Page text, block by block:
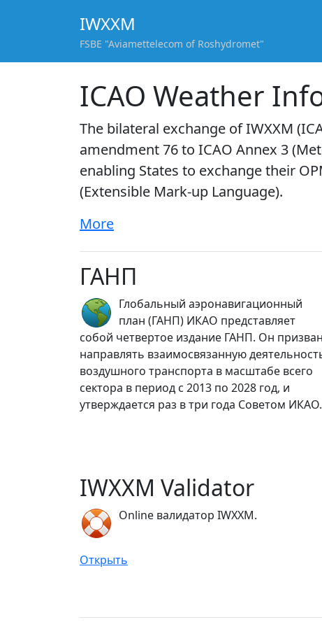
IWXXM
FSBE "Aviamettelecom of Roshydromet"
ICAO Weather
The bilateral exchange of IWXXM
amendment 76 to ICAO Annex 3
enabling States to exchange their
(Extensible Mark-up Language).
More
ГАНП
Глобальный аэронавигационный
план (ГАНП) ИКАО представляет
собой четвертое издание ГАНП. Он призван
направлять взаимосвязанную
воздушного транспорта в масштабе всего
сектора в период с 2013 по 2028 год, и
утверждается раз в три года Советом ИКАО.
IWXXM Validator
Online валидатор IWXXM.
Открыть